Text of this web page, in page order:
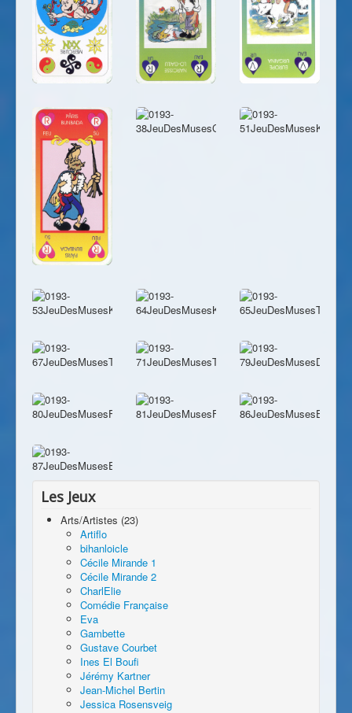
Les Jeux
Arts/Artistes (23)
Artiflo
bihanloicle
Cécile Mirande 1
Cécile Mirande 2
CharlElie
Comédie Française
Eva
Gambette
Gustave Courbet
Ines El Boufi
Jérémy Kartner
Jean-Michel Bertin
Jessica Rosensveig